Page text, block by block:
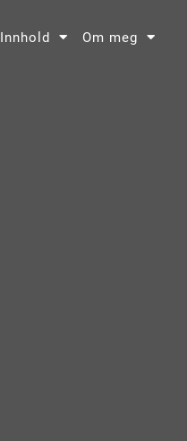
Innhold Om meg